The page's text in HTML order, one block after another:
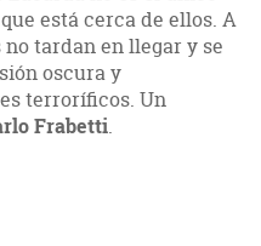
está cerca de ellos. A
tardan en llegar y se
oscura y
terroríficos. Un
Frabetti.